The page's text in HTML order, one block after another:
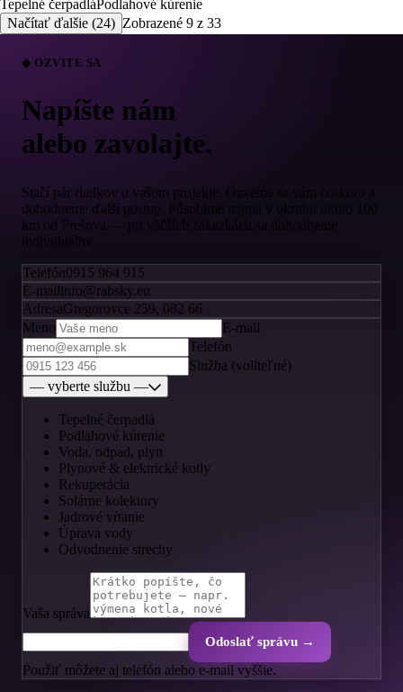
Tepelné čerpadláPodlahové kúrenie
Načítať ďalšie (24) Zobrazené 9 z 33
◆ OZVITE SA
Napíšte nám
alebo zavolajte.
Stačí pár riadkov o vašom projekte. Ozveme sa vám čoskoro a
dohodneme ďalší postup. Pôsobíme najmä v okruhu okolo 100
km od Prešova — pri väčších zákazkách sa dohodneme
individuálne.
Telefón0915 964 915
E-mailinfo@rabsky.eu
AdresaGregorovce 259, 082 66
Meno
E-mail
Telefón
Služba (voliteľné)
— vyberte službu —
Tepelné čerpadlá
Podlahové kúrenie
Voda, odpad, plyn
Plynové & elektrické kotly
Rekuperácia
Solárne kolektory
Jadrové vŕtanie
Úprava vody
Odvodnenie strechy
Vaša správa
Odoslať správu →
Použiť môžete aj telefón alebo e-mail vyššie.